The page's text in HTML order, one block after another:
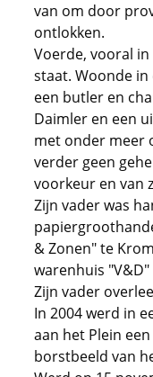
van om door
ontlokken.
Voerde, vooral
staat. Woonde in
een butler en
Daimler en een
met onder meer
verder geen
voorkeur en van
Zijn vader was
& Zonen" te
warenhuis "V&D"
Zijn vader
In 2004 werd in
aan het Plein
borstbeeld van